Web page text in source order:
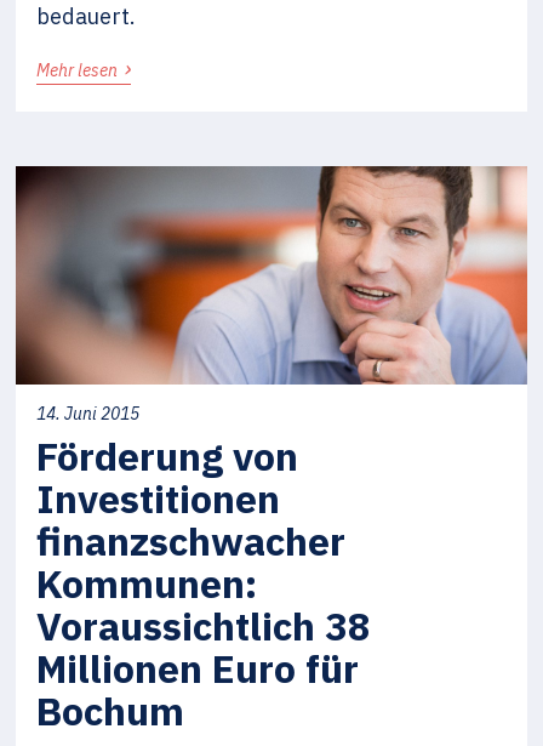
bedauert.
Mehr lesen ›
14. Juni 2015
Förderung von
Investitionen
finanzschwacher
Kommunen:
Voraussichtlich 38
Millionen Euro für
Bochum